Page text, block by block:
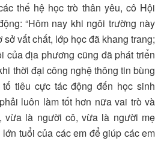
thế hệ học trò thân yêu, cô Hội
“Hôm nay khi ngôi trường này
vất chất, lớp học đã khang trang;
của địa phương cũng đã phát triển
thời đại công nghệ thông tin bùng
tiêu cực tác động đến học sinh
luôn làm tốt hơn nữa vai trò và
vừa là người cô, vừa là người mẹ
tuổi của các em để giúp các em